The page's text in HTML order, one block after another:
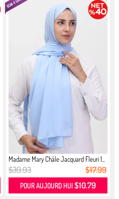
Madame Mary Châle Jacquard Fleuri 1...
$39.93 $17.99
POUR AUJOURD HUI $10.79